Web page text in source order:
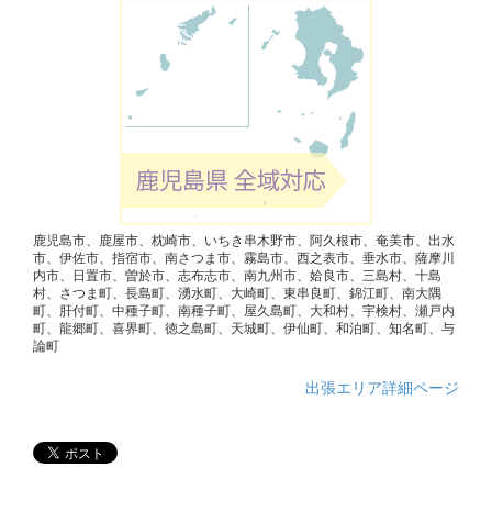
鹿児島市、鹿屋市、枕崎市、いちき串木野市、阿久根市、奄美市、出水
市、伊佐市、指宿市、南さつま市、霧島市、西之表市、垂水市、薩摩川
内市、日置市、曽於市、志布志市、南九州市、姶良市、三島村、十島
村、さつま町、長島町、湧水町、大崎町、東串良町、錦江町、南大隅
町、肝付町、中種子町、南種子町、屋久島町、大和村、宇検村、瀬戸内
町、龍郷町、喜界町、徳之島町、天城町、伊仙町、和泊町、知名町、与
論町
出張エリア詳細ページ